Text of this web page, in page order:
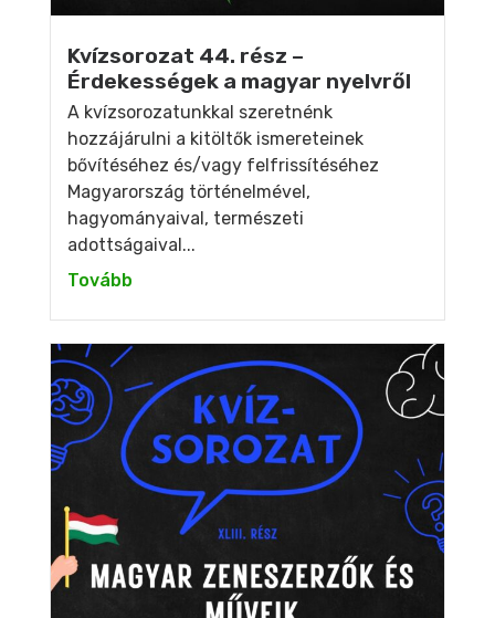
Kvízsorozat 44. rész –
Érdekességek a magyar nyelvről
A kvízsorozatunkkal szeretnénk
hozzájárulni a kitöltők ismereteinek
bővítéséhez és/vagy felfrissítéséhez
Magyarország történelmével,
hagyományaival, természeti
adottságaival...
Tovább